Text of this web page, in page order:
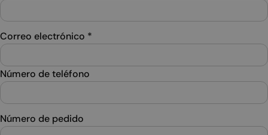
Correo electrónico *
Número de teléfono
Número de pedido